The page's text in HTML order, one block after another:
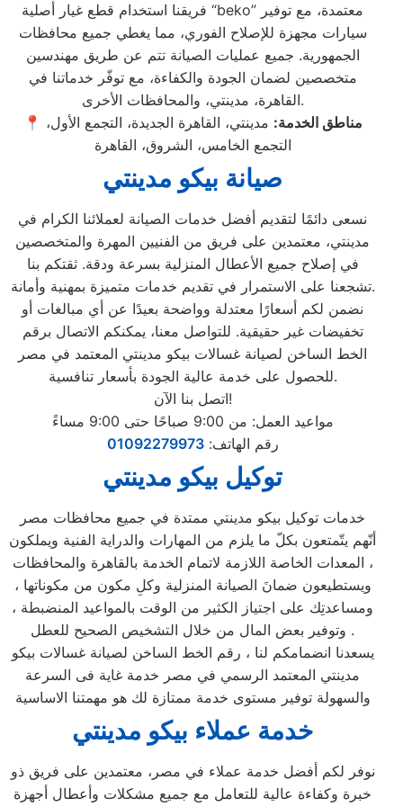
فريقنا استخدام قطع غيار أصلية “beko” معتمدة، مع توفير
سيارات مجهزة للإصلاح الفوري، مما يغطي جميع محافظات
الجمهورية. جميع عمليات الصيانة تتم عن طريق مهندسين
متخصصين لضمان الجودة والكفاءة، مع توفّر خدماتنا في
القاهرة، مدينتي، والمحافظات الأخرى.
📍
مناطق الخدمة: مدينتي، القاهرة الجديدة، التجمع الأول،
التجمع الخامس، الشروق، القاهرة
صيانة بيكو مدينتي
نسعى دائمًا لتقديم أفضل خدمات الصيانة لعملائنا الكرام في
مدينتي، معتمدين على فريق من الفنيين المهرة والمتخصصين
في إصلاح جميع الأعطال المنزلية بسرعة ودقة. ثقتكم بنا
تشجعنا على الاستمرار في تقديم خدمات متميزة بمهنية وأمانة.
نضمن لكم أسعارًا معتدلة وواضحة بعيدًا عن أي مبالغات أو
تخفيضات غير حقيقية. للتواصل معنا، يمكنكم الاتصال برقم
الخط الساخن لصيانة غسالات بيكو مدينتي المعتمد في مصر
للحصول على خدمة عالية الجودة بأسعار تنافسية.
اتصل بنا الآن!
مواعيد العمل: من 9:00 صباحًا حتى 9:00 مساءً
رقم الهاتف:01092279973
توكيل بيكو مدينتي
خدمات توكيل بيكو مدينتي ممتدة في جميع محافظات مصر
أنّهم يتّمتعون بكلّ ما يلزم من المهارات والدراية الفنية ويملكون
المعدات الخاصة اللازمة لاتمام الخدمة بالقاهرة والمحافظات ،
ويستطيعون ضمانَ الصيانة المنزلية وكلِ مكون من مكوناتها ،
ومساعدتِك على اجتياز الكثير من الوقت بالمواعيد المنضبطة ،
وتوفير بعض المال من خلال التشخيص الصحيح للعطل .
يسعدنا انضمامكم لنا ، رقم الخط الساخن لصيانة غسالات بيكو
مدينتي المعتمد الرسمي في مصر خدمة غاية فى السرعة
والسهولة توفير مستوى خدمة ممتازة لك هو مهمتنا الاساسية
خدمة عملاء بيكو مدينتي
نوفر لكم أفضل خدمة عملاء في مصر، معتمدين على فريق ذو
خبرة وكفاءة عالية للتعامل مع جميع مشكلات وأعطال أجهزة